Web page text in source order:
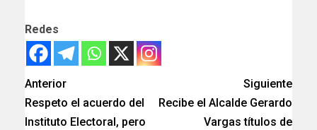
Redes
Anterior
Respeto el acuerdo del
Instituto Electoral, pero
Siguiente
Recibe el Alcalde Gerardo
Vargas títulos de